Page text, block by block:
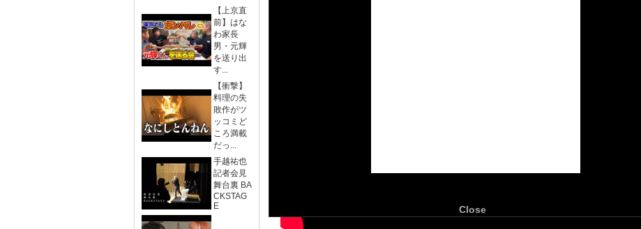
【上京直
前】はな
わ家長
男・元輝
を送り出
す...
【衝撃】
料理の失
敗作がツ
ッコミど
ころ満載
だっ...
手越祐也
記者会見
舞台裏 BA
CKSTAG
E
Close